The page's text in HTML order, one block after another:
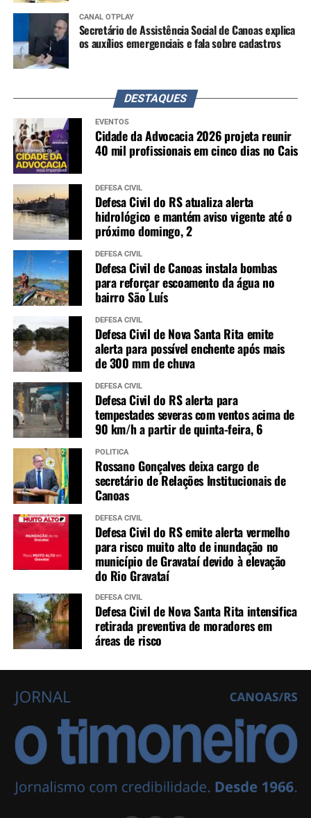
CANAL OTPLAY
Secretário de Assistência Social de Canoas explica
os auxílios emergenciais e fala sobre cadastros
DESTAQUES
EVENTOS
Cidade da Advocacia 2026 projeta reunir
40 mil profissionais em cinco dias no Cais
DEFESA CIVIL
Defesa Civil do RS atualiza alerta
hidrológico e mantém aviso vigente até o
próximo domingo, 2
DEFESA CIVIL
Defesa Civil de Canoas instala bombas
para reforçar escoamento da água no
bairro São Luís
DEFESA CIVIL
Defesa Civil de Nova Santa Rita emite
alerta para possível enchente após mais
de 300 mm de chuva
DEFESA CIVIL
Defesa Civil do RS alerta para
tempestades severas com ventos acima de
90 km/h a partir de quinta-feira, 6
POLÍTICA
Rossano Gonçalves deixa cargo de
secretário de Relações Institucionais de
Canoas
DEFESA CIVIL
Defesa Civil do RS emite alerta vermelho
para risco muito alto de inundação no
município de Gravataí devido à elevação
do Rio Gravataí
DEFESA CIVIL
Defesa Civil de Nova Santa Rita intensifica
retirada preventiva de moradores em
áreas de risco